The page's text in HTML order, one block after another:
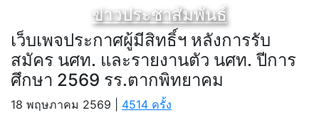
ข่าวประชาสัมพันธ์
เว็บเพจประกาศผู้มีสิทธิ์ฯ หลังการรับ
สมัคร นศท. และรายงานตัว นศท. ปีการ
ศึกษา 2569 รร.ตากพิทยาคม
18 พฤษภาคม 2569 | 4514 ครั้ง